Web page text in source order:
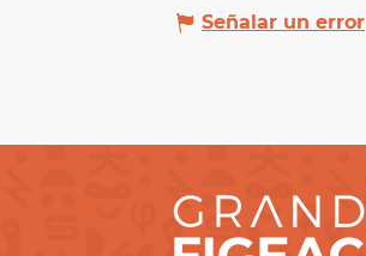
Señalar un error